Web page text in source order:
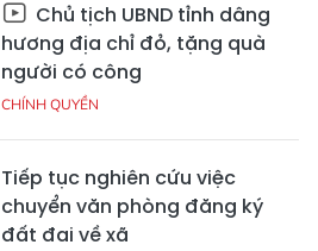
Chủ tịch UBND tỉnh dâng
hương địa chỉ đỏ, tặng quà
người có công
CHÍNH QUYỀN
Tiếp tục nghiên cứu việc
chuyển văn phòng đăng ký
đất đai về xã